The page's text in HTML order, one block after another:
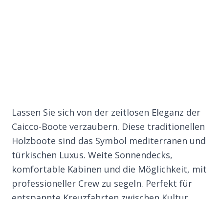
Lassen Sie sich von der zeitlosen Eleganz der
Caicco-Boote verzaubern. Diese traditionellen
Holzboote sind das Symbol mediterranen und
türkischen Luxus. Weite Sonnendecks,
komfortable Kabinen und die Möglichkeit, mit
professioneller Crew zu segeln. Perfekt für